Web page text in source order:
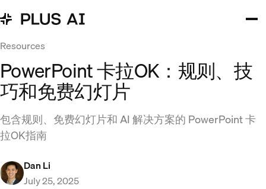
Resources
PowerPoint 卡拉OK：规则、技
巧和免费幻灯片
包含规则、免费幻灯片和 AI 解决方案的 PowerPoint 卡
拉OK指南
Dan Li
July 25, 2025